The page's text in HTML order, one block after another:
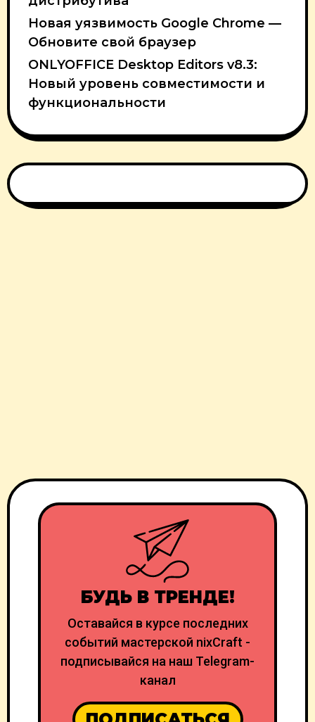
Новая уязвимость Google Chrome —
Обновите свой браузер
ONLYOFFICE Desktop Editors v8.3:
Новый уровень совместимости и
функциональности
БУДЬ В ТРЕНДЕ!
Оставайся в курсе последних
событий мастерской nixCraft -
подписывайся на наш Telegram-
канал